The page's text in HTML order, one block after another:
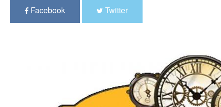
Facebook Twitter